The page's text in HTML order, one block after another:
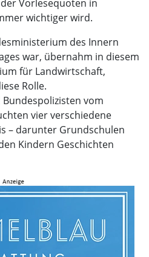
Vorlesequoten in
wichtiger wird.
des Innern
war, übernahm in diesem
für Landwirtschaft,
Rolle.
vom
vier verschiedene
– darunter Grundschulen
Kindern Geschichten